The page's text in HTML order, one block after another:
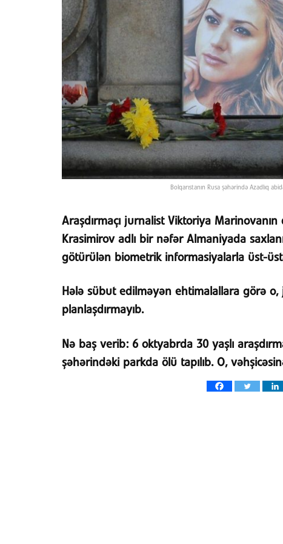
Bolqarıstanın Rusa şəhərində Azadlıq
Araşdırmaçı jurnalist Viktoriya
Krasimirov adlı bir nəfər Almaniyada
götürülən biometrik informasiyalarla üst-
Hələ sübut edilməyən ehtimalallara görə
planlaşdırmayıb.
Nə baş verib: 6 oktyabrda 30 yaşlı
şəhərindəki parkda ölü tapılıb. O,